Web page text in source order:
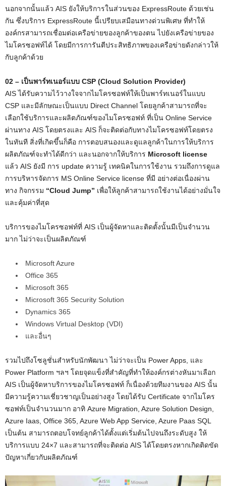
นอกจากนั้นแล้ว AIS ยังให้บริการในส่วนของ ExpressRoute ด้วยเช่น
กัน ซึ่งบริการ ExpressRoute นี้เปรียบเสมือนทางด่วนพิเศษ ที่ทำให้
องค์กรสามารถเชื่อมต่อเครือข่ายของลูกค้าของตน ไปยังเครือข่ายของ
ไมโครซอฟท์ได้ โดยมีการการันตีประสิทธิภาพของเครือข่ายดังกล่าวให้
กับลูกค้าด้วย
02 – เป็นพาร์ทเนอร์แบบ CSP (Cloud Solution Provider)
AIS ได้รับความไว้วางใจจากไมโครซอฟท์ให้เป็นพาร์ทเนอร์ในแบบ
CSP และมีลักษณะเป็นแบบ Direct Channel โดยลูกค้าสามารถที่จะ
เลือกใช้บริการและผลิตภัณฑ์ของไมโครซอฟท์ ที่เป็น Online Service
ผ่านทาง AIS โดยตรงและ AIS ก็จะติดต่อกับทางไมโครซอฟท์โดยตรง
ในทันที สิ่งที่เกิดขึ้นก็คือ การตอบสนองและดูแลลูกค้าในการให้บริการ
ผลิตภัณฑ์จะทำได้ดีกว่า และนอกจากให้บริการ Microsoft license
แล้ว AIS ยังมี การ update ความรู้ เทคนิคในการใช้งาน รวมถึงการดูแล
การบริหารจัดการ MS Online Service license ที่มี อย่างต่อเนื่องผ่าน
ทาง กิจกรรม “Cloud Jump” เพื่อให้ลูกค้าสามารถใช้งานได้อย่างมั่นใจ
และคุ้มค่าที่สุด
บริการของไมโครซอฟท์ที่ AIS เป็นผู้จัดหาและติดตั้งนั้นมีเป็นจำนวน
มาก ไม่ว่าจะเป็นผลิตภัณฑ์
Microsoft Azure
Office 365
Microsoft 365
Microsoft 365 Security Solution
Dynamics 365
Windows Virtual Desktop (VDI)
และอื่นๆ
รวมไปถึงโซลูชั่นสำหรับนักพัฒนา ไม่ว่าจะเป็น Power Apps, และ
Power Platform ฯลฯ โดยจุดแข็งที่สำคัญที่ทำให้องค์กรต่างหันมาเลือก
AIS เป็นผู้จัดหาบริการของไมโครซอฟท์ ก็เนื่องด้วยทีมงานของ AIS นั้น
มีความรู้ความเชี่ยวชาญเป็นอย่างสูง โดยได้รับ Certificate จากไมโคร
ซอฟท์เป็นจำนวนมาก อาทิ Azure Migration, Azure Solution Design,
Azure Iaas, Office 365, Azure Web App Service, Azure Paas SQL
เป็นต้น สามารถตอบโจทย์ลูกค้าได้ตั้งแต่เริ่มต้นไปจนถึงระดับสูง ให้
บริการแบบ 24×7 และสามารถที่จะติดต่อ AIS ได้โดยตรงหากเกิดติดขัด
ปัญหาเกี่ยวกับผลิตภัณฑ์